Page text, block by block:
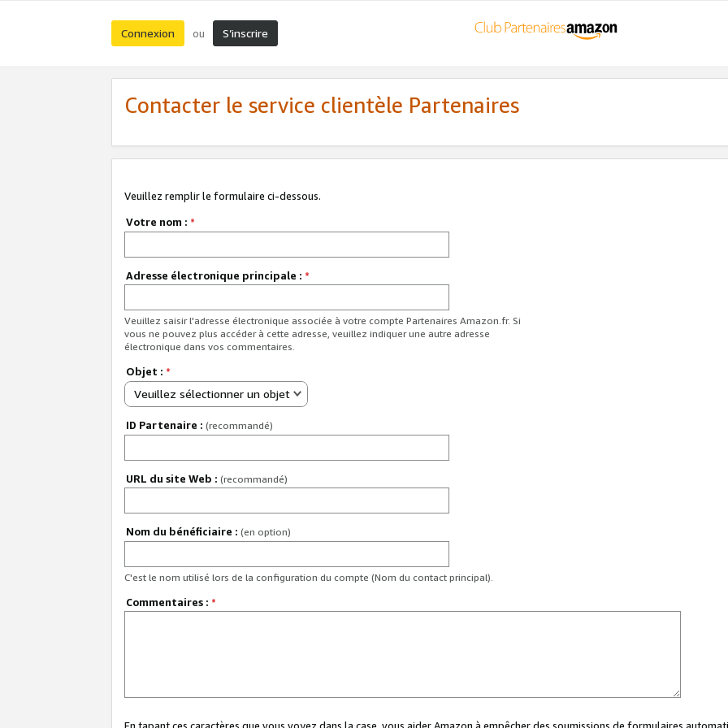
Connexion ou S’inscrire
Contacter le service clientèle Partenaires
Veuillez remplir le formulaire ci-dessous.
Votre nom : *
Adresse électronique principale : *
Veuillez saisir l'adresse électronique associée à votre compte Partenaires Amazon.fr. Si
vous ne pouvez plus accéder à cette adresse, veuillez indiquer une autre adresse
électronique dans vos commentaires.
Objet : *
Veuillez sélectionner un objet
ID Partenaire : (recommandé)
URL du site Web : (recommandé)
Nom du bénéficiaire : (en option)
C'est le nom utilisé lors de la configuration du compte (Nom du contact principal).
Commentaires : *